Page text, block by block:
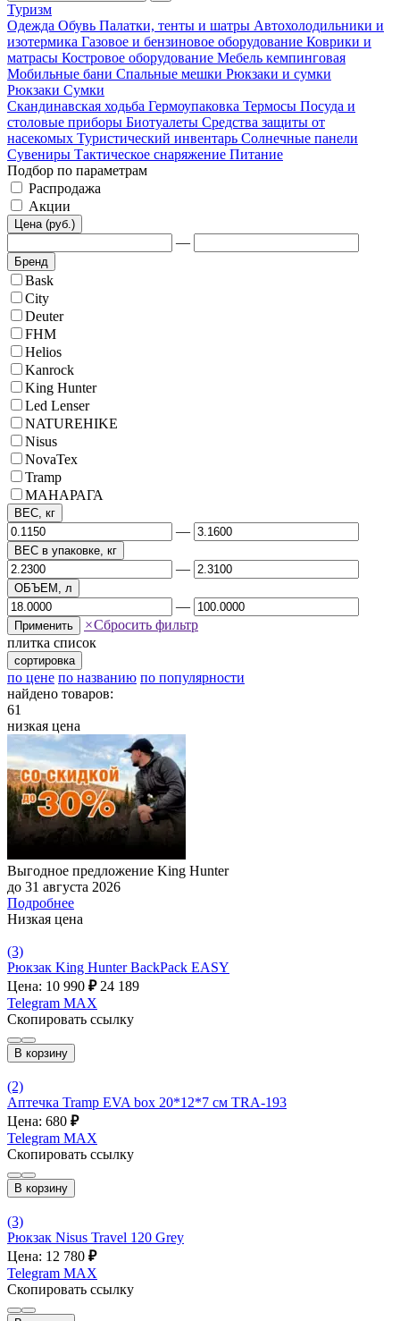
Туризм
Одежда Обувь Палатки, тенты и шатры Автохолодильники и
изотермика Газовое и бензиновое оборудование Коврики и
матрасы Костровое оборудование Мебель кемпинговая
Мобильные бани Спальные мешки Рюкзаки и сумки
Рюкзаки Сумки
Скандинавская ходьба Гермоупаковка Термосы Посуда и
столовые приборы Биотуалеты Средства защиты от
насекомых Туристический инвентарь Солнечные панели
Сувениры Тактическое снаряжение Питание
Подбор по параметрам
Распродажа
Акции
Цена (руб.)
—
Бренд
Bask
City
Deuter
FHM
Helios
Kanrock
King Hunter
Led Lenser
NATUREHIKE
Nisus
NovaTex
Tramp
МАНАРАГА
ВЕС, кг
—
ВЕС в упаковке, кг
—
ОБЪЕМ, л
—
Применить ×Сбросить фильтр
плитка список
сортировка
по цене по названию по популярности
найдено товаров:
61
низкая цена
Выгодное предложение King Hunter
до 31 августа 2026
Подробнее
Низкая цена
(3)
Рюкзак King Hunter BackPack EASY
Цена: 10 990 ₽ 24 189
Telegram MAX
Скопировать ссылку
В корзину
(2)
Аптечка Tramp EVA box 20*12*7 см TRA-193
Цена: 680 ₽
Telegram MAX
Скопировать ссылку
В корзину
(3)
Рюкзак Nisus Travel 120 Grey
Цена: 12 780 ₽
Telegram MAX
Скопировать ссылку